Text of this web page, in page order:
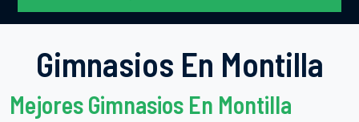
Gimnasios En Montilla
Mejores Gimnasios En Montilla